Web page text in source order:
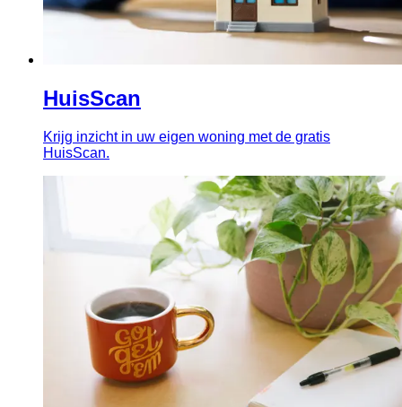
HuisScan
Krijg inzicht in uw eigen woning met de gratis
HuisScan.